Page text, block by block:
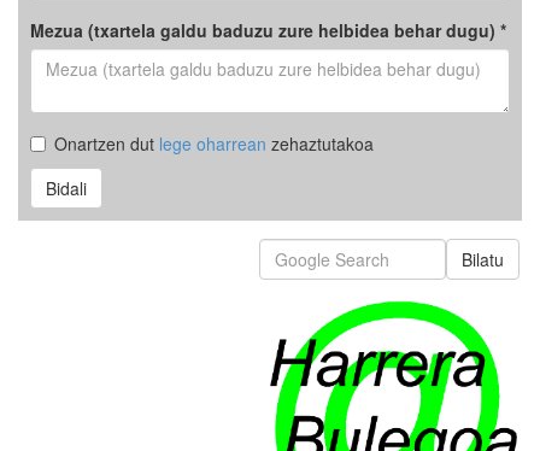
Mezua (txartela galdu baduzu zure helbidea behar dugu) *
Onartzen dut lege oharrean zehaztutakoa
Bidali
Bilatu